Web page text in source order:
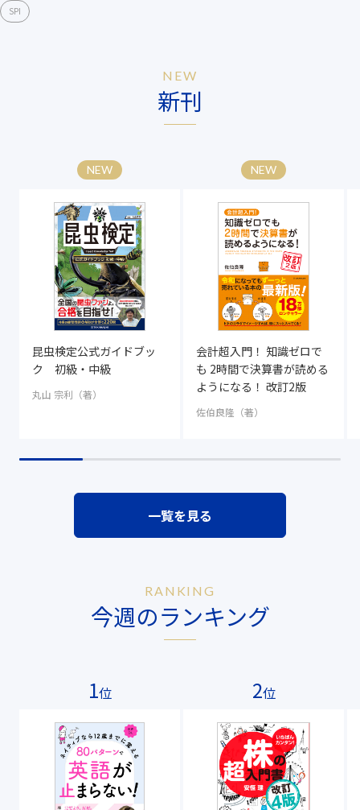
SPI
NEW
新刊
NEW
昆虫検定公式ガイドブッ
ク 初級・中級
丸山 宗利（著）
NEW
会計超入門！ 知識ゼロで
も 2時間で決算書が読める
ようになる！ 改訂2版
佐伯良隆（著）
一覧を見る
RANKING
今週のランキング
1位 2位